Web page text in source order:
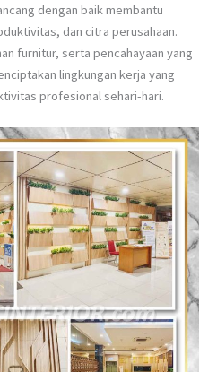
dengan baik membantu
dan citra perusahaan.
furnitur, serta pencahayaan yang
lingkungan kerja yang
profesional sehari-hari.